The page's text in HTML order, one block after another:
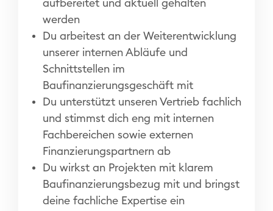
aufbereitet und aktuell gehalten
werden
Du arbeitest an der Weiterentwicklung
unserer internen Abläufe und
Schnittstellen im
Baufinanzierungsgeschäft mit
Du unterstützt unseren Vertrieb fachlich
und stimmst dich eng mit internen
Fachbereichen sowie externen
Finanzierungspartnern ab
Du wirkst an Projekten mit klarem
Baufinanzierungsbezug mit und bringst
deine fachliche Expertise ein